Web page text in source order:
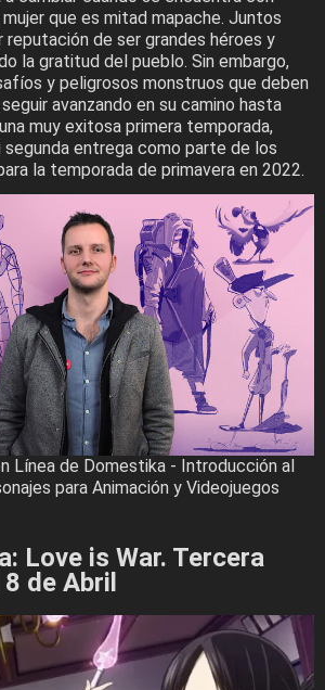
mujer que es mitad mapache. Juntos
reputación de ser grandes héroes y
la gratitud del pueblo. Sin embargo,
y peligrosos monstruos que deben
avanzando en su camino hasta
muy exitosa primera temporada,
segunda entrega como parte de los
la temporada de primavera en 2022.
Línea de Domestika - Introducción al
para Animación y Videojuegos
Love is War. Tercera
de Abril